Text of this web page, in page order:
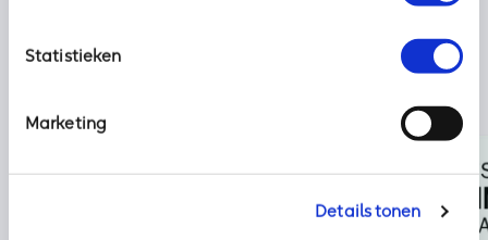
Statistieken
Marketing
Details tonen